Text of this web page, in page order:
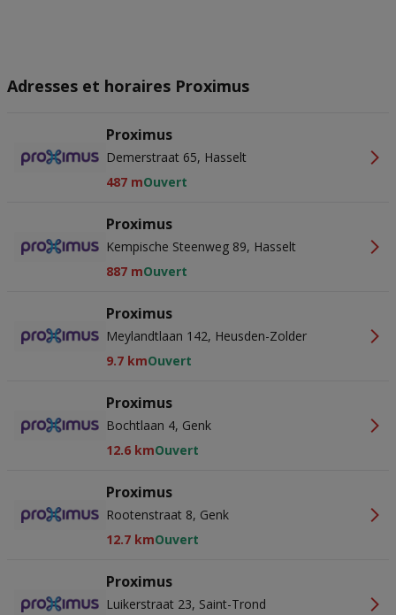
Adresses et horaires Proximus
Proximus
Demerstraat 65, Hasselt
487 mOuvert
Proximus
Kempische Steenweg 89, Hasselt
887 mOuvert
Proximus
Meylandtlaan 142, Heusden-Zolder
9.7 kmOuvert
Proximus
Bochtlaan 4, Genk
12.6 kmOuvert
Proximus
Rootenstraat 8, Genk
12.7 kmOuvert
Proximus
Luikerstraat 23, Saint-Trond